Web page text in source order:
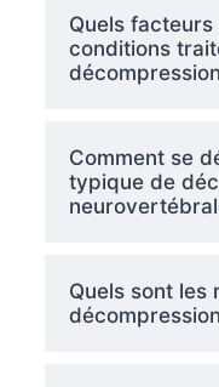
Quels
conditions
Comment se
typique de
Quels sont les